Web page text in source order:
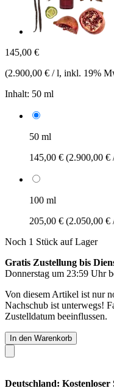
145,00 €
(2.900,00 € / l, inkl. 19%
Inhalt: 50 ml
50 ml
145,00 € (2.900,00 €
100 ml
205,00 € (2.050,00 €
Noch 1 Stück auf Lager
Gratis Zustellung bis
Donnerstag um 23:59 Uhr
Von diesem Artikel ist nur
Nachschub ist unterwegs!
Zustelldatum beeinflussen.
In den Warenkorb
Deutschland: